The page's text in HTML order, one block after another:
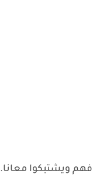
ويشتبكوا معانا.